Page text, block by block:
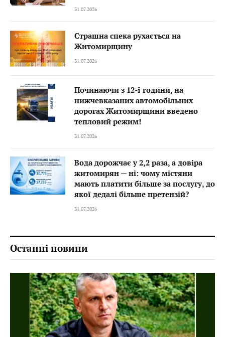
31.07.2026
Страшна спека рухається на
Житомирщину
31.07.2026
Починаючи з 12-ї години, на
нижчевказаних автомобільних
дорогах Житомирщини введено
тепловий режим!
31.07.2026
Вода дорожчає у 2,2 раза, а довіра
житомирян — ні: чому містяни
мають платити більше за послугу, до
якої дедалі більше претензій?
31.07.2026
Останні новини